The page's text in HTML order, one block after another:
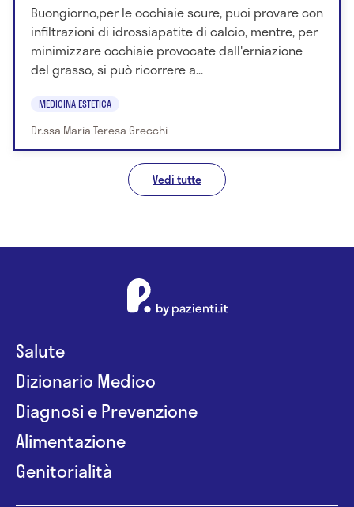
Buongiorno,per le occhiaie scure, puoi provare con
infiltrazioni di idrossiapatite di calcio, mentre, per
minimizzare occhiaie provocate dall'erniazione
del grasso, si può ricorrere a...
MEDICINA ESTETICA
Dr.ssa Maria Teresa Grecchi
Vedi tutte
Salute
Dizionario Medico
Diagnosi e Prevenzione
Alimentazione
Genitorialità